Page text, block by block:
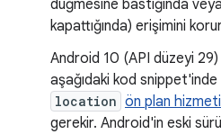
düğmesine bastığında veya
kapattığında) erişimini
Android 10 (API düzeyi
aşağıdaki kod
location ön plan
gerekir. Android'in eski